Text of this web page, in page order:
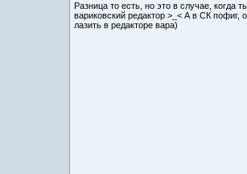
Разница то есть, но это в случае,
вариковский редактор >_< А в СК пофиг,
лазить в редакторе вара)